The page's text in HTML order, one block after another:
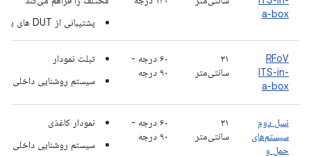
a-box
پشتیبانی از DUT های بزرگ مانند تبلت ها
RFoV
ITS-in-
a-box
۳۱
سانتی‌متر
۶۰ درجه -
۹۰ درجه
تبلت نمودار
سیستم روشنایی داخلی
نسل دوم
سیستم‌های
حمل و
۳۱
سانتی‌متر
۶۰ درجه -
۹۰ درجه
نمودار کاغذی
سیستم روشنایی داخلی